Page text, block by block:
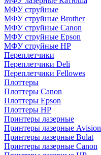
МФУ струйные
МФУ струйные Brother
МФУ струйные Canon
МФУ струйные Epson
МФУ струйные HP
Переплетчики
Переплетчики Deli
Переплетчики Fellowes
Плоттеры
Плоттеры Canon
Плоттеры Epson
Плоттеры HP
Принтеры лазерные
Принтеры лазерные Avision
Принтеры лазерные Bulat
Принтеры лазерные Canon